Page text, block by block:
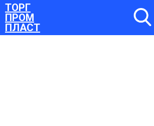
ТОРГ
ПРОМ
ПЛАСТ